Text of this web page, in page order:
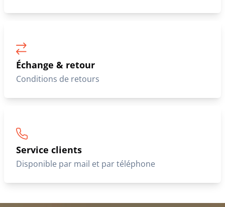
Échange & retour
Conditions de retours
Service clients
Disponible par mail et par téléphone